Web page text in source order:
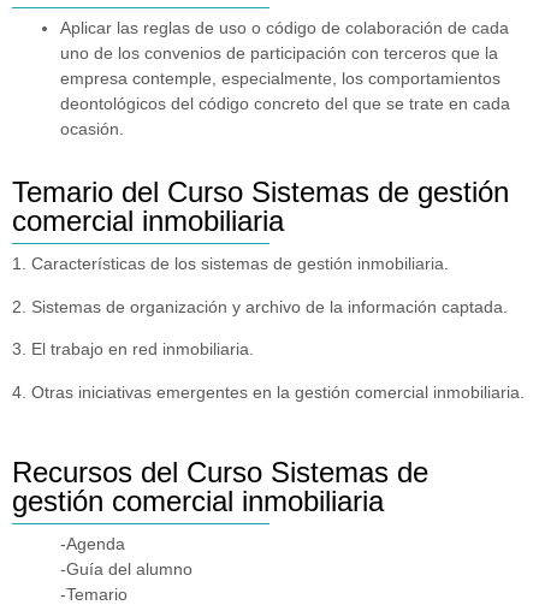
Aplicar las reglas de uso o código de colaboración de cada
uno de los convenios de participación con terceros que la
empresa contemple, especialmente, los comportamientos
deontológicos del código concreto del que se trate en cada
ocasión.
Temario del Curso Sistemas de gestión
comercial inmobiliaria
1. Características de los sistemas de gestión inmobiliaria.
2. Sistemas de organización y archivo de la información captada.
3. El trabajo en red inmobiliaria.
4. Otras iniciativas emergentes en la gestión comercial inmobiliaria.
Recursos del Curso Sistemas de
gestión comercial inmobiliaria
-Agenda
-Guía del alumno
-Temario